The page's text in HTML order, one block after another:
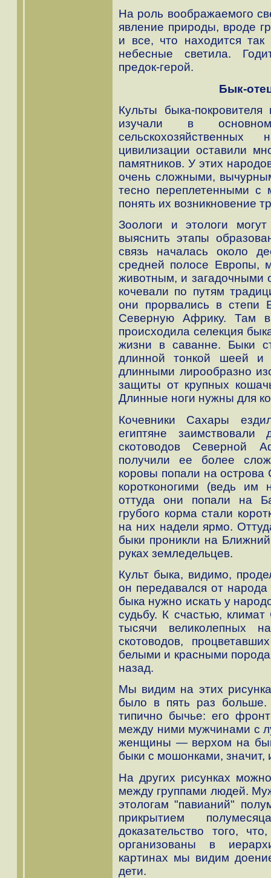
На роль воображаемого
явление природы, вроде
и все, что находится
небесные светила.
предок-герой.
Бык-
Культы быка-
изучали в
цивилизации оставили
памятников. У этих
очень сложными,
тесно переплетенными с
понять их возникновение
Зоологи и этологи
выяснить этапы
связь началась около
средней полосе Европы,
животным, и загадочными
кочевали по путям
они прорвались в степи
Северную Африку. Там в
происходила селекция
жизни в саванне. Быки
длинной тонкой шеей и
длинными лирообразно
защиты от крупных
Длинные ноги нужны для
Кочевники Сахары
египтяне
скотоводов Северной
получили ее более
коровы попали на острова
коротконогими (ведь им
оттуда они попали на
грубого корма стали
на них надели ярмо.
быки проникли на
руках земледельцев.
Культ быка, видимо,
он передавался от народа
быка нужно искать у
судьбу. К счастью,
тысячи великолепных
скотоводов,
белыми и красными
назад.
Мы видим на этих
было в пять раз
типично бычье: его
между ними мужчинами с
женщины — верхом на
быки с мошонками, значит,
На других рисунках
между группами людей.
этологам "павианий"
прикрытием
доказательство того,
организованы в
картинах мы видим
дети.